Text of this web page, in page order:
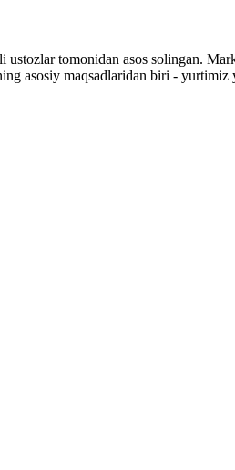
tomonidan asos solingan.
asosiy maqsadlaridan biri - yurtimiz